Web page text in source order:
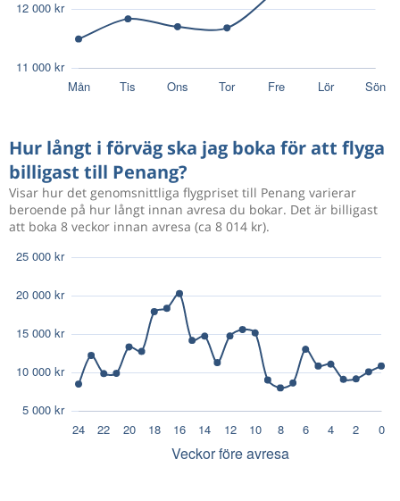
Hur långt i förväg ska jag boka för att flyga
billigast till Penang?
Visar hur det genomsnittliga flygpriset till Penang varierar
beroende på hur långt innan avresa du bokar. Det är billigast
att boka 8 veckor innan avresa (ca 8 014 kr).